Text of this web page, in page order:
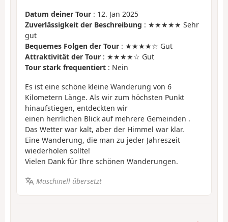
Datum deiner Tour : 12. Jan 2025
Zuverlässigkeit der Beschreibung : ★★★★★ Sehr
gut
Bequemes Folgen der Tour : ★★★★☆ Gut
Attraktivität der Tour : ★★★★☆ Gut
Tour stark frequentiert : Nein
Es ist eine schöne kleine Wanderung von 6
Kilometern Länge. Als wir zum höchsten Punkt
hinaufstiegen, entdeckten wir
einen herrlichen Blick auf mehrere Gemeinden .
Das Wetter war kalt, aber der Himmel war klar.
Eine Wanderung, die man zu jeder Jahreszeit
wiederholen sollte!
Vielen Dank für Ihre schönen Wanderungen.
Maschinell übersetzt